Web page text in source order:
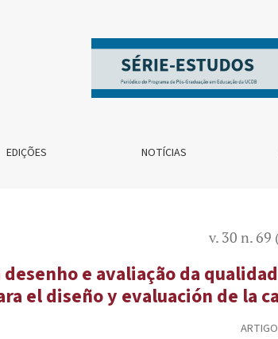
da qualidade de programas educacionais
EDIÇÕES NOTÍCIAS
v. 30 n. 69
e avaliação da
el diseño y evaluación de la